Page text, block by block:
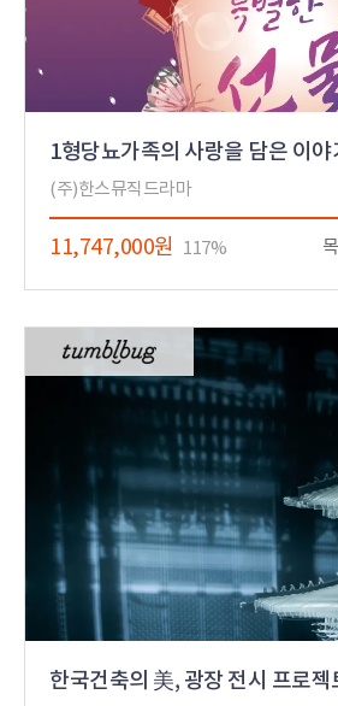
(주)한스뮤직드라마
11,747,000원 117%